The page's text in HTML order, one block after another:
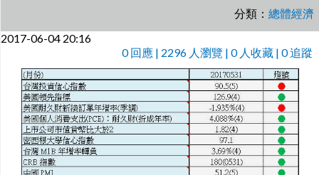
分類： 總體經濟
2017-06-04 20:16
0回應 | 2296 人瀏覽 | 0 人收藏 | 0 追蹤